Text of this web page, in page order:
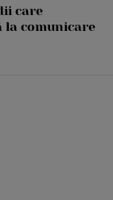
care
la comunicare